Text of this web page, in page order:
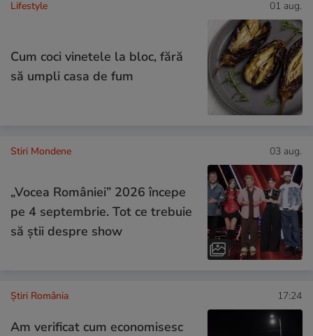
Lifestyle 01 aug.
Cum coci vinetele la bloc, fără
să umpli casa de fum
Stiri Mondene 03 aug.
„Vocea României” 2026 începe
pe 4 septembrie. Tot ce trebuie
să știi despre show
Știri România 17:24
Am verificat cum economisesc